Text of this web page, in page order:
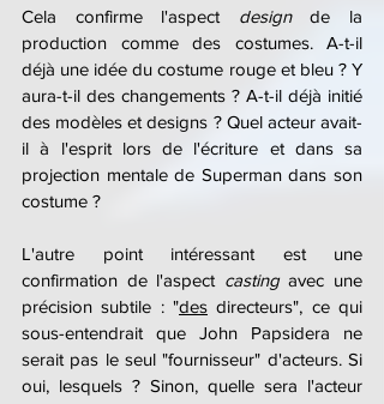
Cela confirme l'aspect design de la
production comme des costumes. A-t-il
déjà une idée du costume rouge et bleu ? Y
aura-t-il des changements ? A-t-il déjà initié
des modèles et designs ? Quel acteur avait-
il à l'esprit lors de l'écriture et dans sa
projection mentale de Superman dans son
costume ?
L'autre point intéressant est une
confirmation de l'aspect casting avec une
précision subtile : "des directeurs", ce qui
sous-entendrait que John Papsidera ne
serait pas le seul "fournisseur" d'acteurs. Si
oui, lesquels ? Sinon, quelle sera l'acteur